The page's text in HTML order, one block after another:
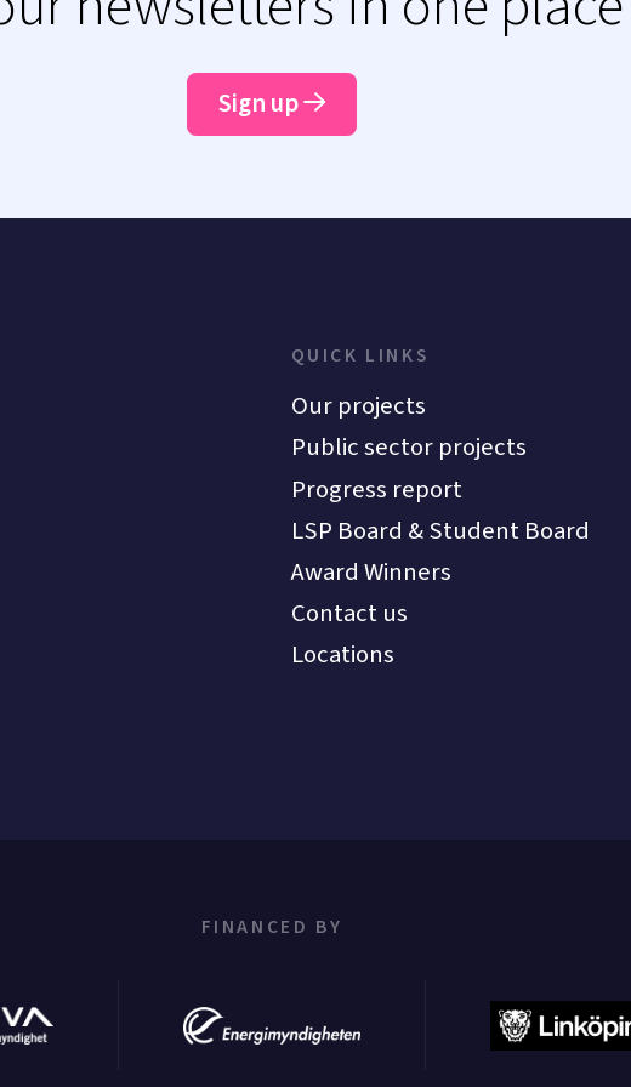
Sign up
QUICK LINKS
Our projects
Public sector projects
Progress report
LSP Board & Student Board
Award Winners
Contact us
Locations
FINANCED BY